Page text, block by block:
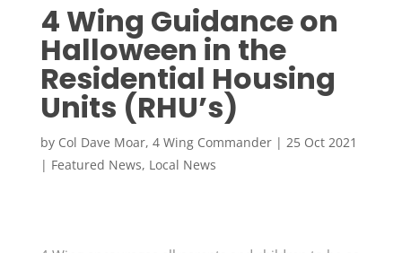
4 Wing Guidance on
Halloween in the
Residential Housing
Units (RHU’s)
by Col Dave Moar, 4 Wing Commander| 25 Oct 2021
| Featured News, Local News